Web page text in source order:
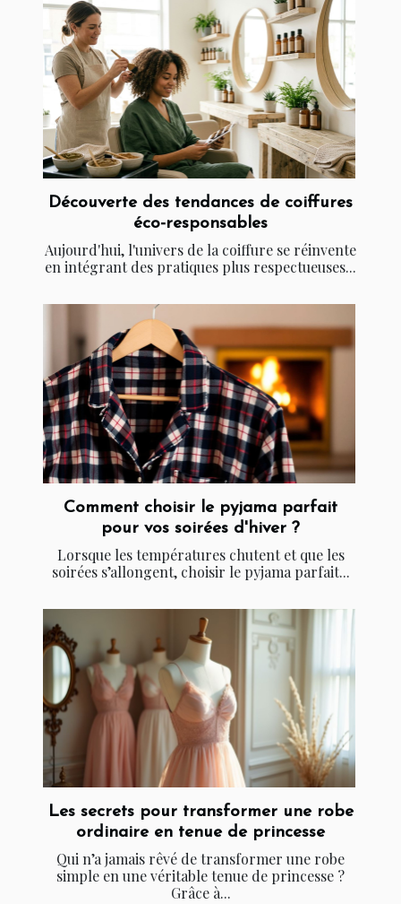
Découverte des tendances de coiffures
éco-responsables
Aujourd'hui, l'univers de la coiffure se réinvente
en intégrant des pratiques plus respectueuses...
Comment choisir le pyjama parfait
pour vos soirées d'hiver ?
Lorsque les températures chutent et que les
soirées s’allongent, choisir le pyjama parfait...
Les secrets pour transformer une robe
ordinaire en tenue de princesse
Qui n’a jamais rêvé de transformer une robe
simple en une véritable tenue de princesse ?
Grâce à...